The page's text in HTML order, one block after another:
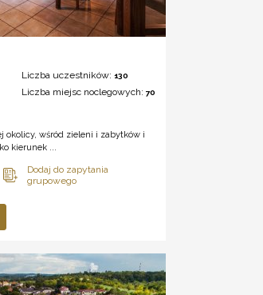
Liczba uczestników: 130
Liczba miejsc noclegowych: 70
okolicy, wśród zieleni i zabytków i
kierunek ...